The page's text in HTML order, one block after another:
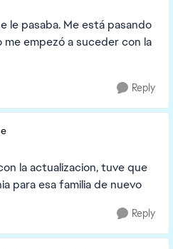
le pasaba. Me está pasando
empezó a suceder con la
Reply
la actualizacion, tuve que
para esa familia de nuevo
Reply